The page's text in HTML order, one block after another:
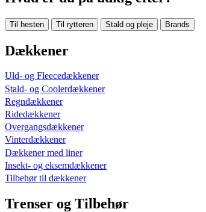
Til hesten Til rytteren Stald og pleje Brands
Dækkener
Uld- og Fleecedækkener
Stald- og Coolerdækkener
Regndækkener
Ridedækkener
Overgangsdækkener
Vinterdækkener
Dækkener med liner
Insekt- og eksemdækkener
Tilbehør til dækkener
Trenser og Tilbehør